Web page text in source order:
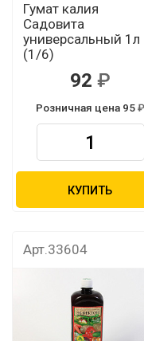
Гумат калия
Садовита
универсальный 1л
(1/6)
92
Розничная цена 95
КУПИТЬ
Арт.33604